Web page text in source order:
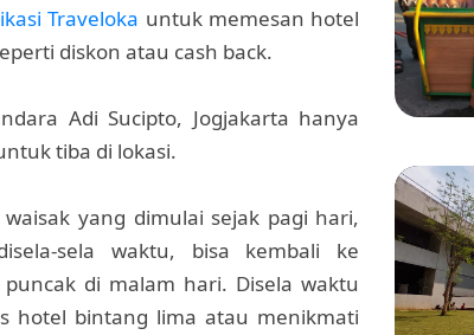
Traveloka untuk memesan hotel
diskon atau cash back.
Adi Sucipto, Jogjakarta hanya
tiba di lokasi.
yang dimulai sejak pagi hari,
sela waktu, bisa kembali ke
di malam hari. Disela waktu
hotel bintang lima atau menikmati
Manis
Bang